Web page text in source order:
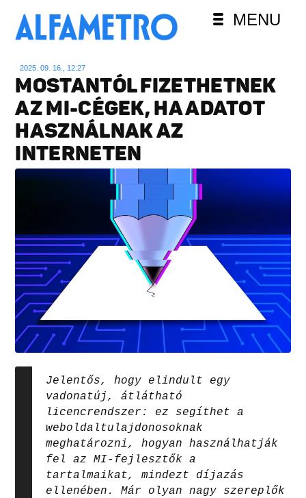
MENU
2025. 09. 16., 12:27
MOSTANTÓL FIZETHETNEK
AZ MI-CÉGEK, HA ADATOT
HASZNÁLNAK AZ
INTERNETEN
Jelentős, hogy elindult egy
vadonatúj, átlátható
licencrendszer: ez segíthet a
weboldaltulajdonosoknak
meghatározni, hogyan használhatják
fel az MI-fejlesztők a
tartalmaikat, mindezt díjazás
ellenében. Már olyan nagy szereplők